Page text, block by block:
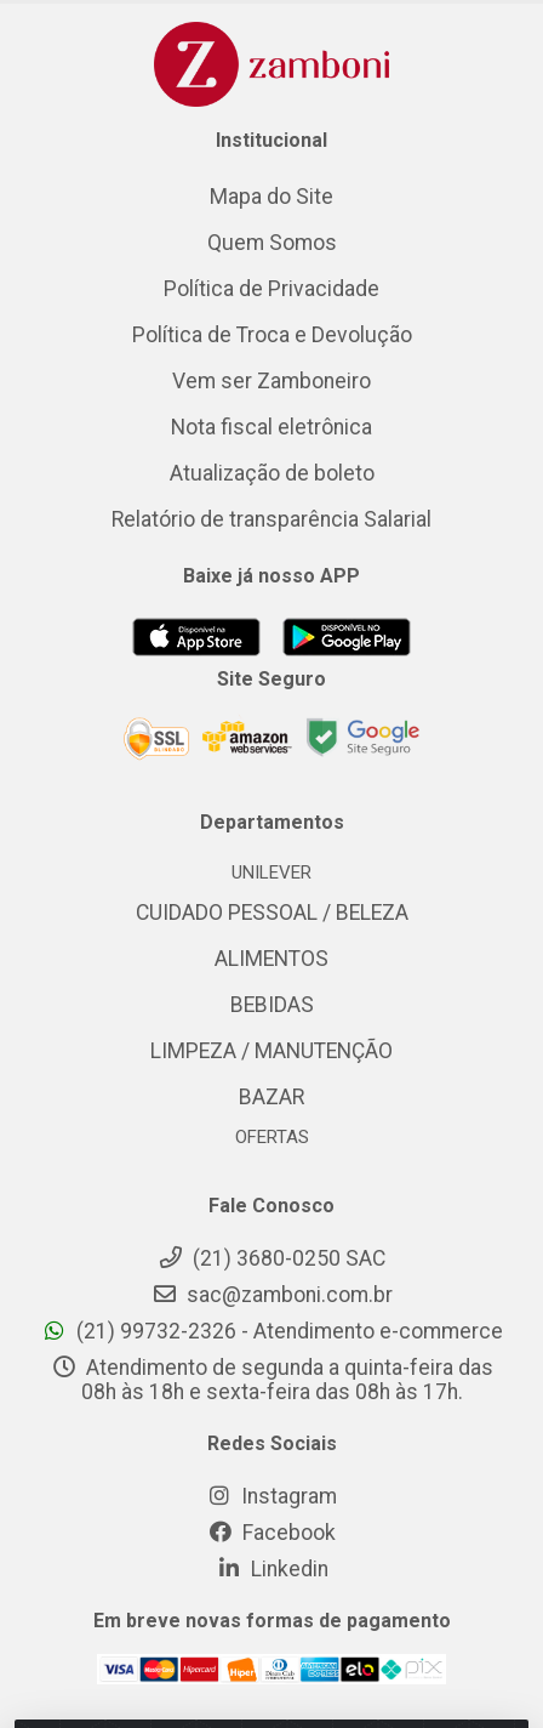
Institucional
Mapa do Site
Quem Somos
Política de Privacidade
Política de Troca e Devolução
Vem ser Zamboneiro
Nota fiscal eletrônica
Atualização de boleto
Relatório de transparência Salarial
Baixe já nosso APP
Site Seguro
Departamentos
UNILEVER
CUIDADO PESSOAL / BELEZA
ALIMENTOS
BEBIDAS
LIMPEZA / MANUTENÇÃO
BAZAR
OFERTAS
Fale Conosco
(21) 3680-0250 SAC
sac@zamboni.com.br
(21) 99732-2326 - Atendimento e-commerce
Atendimento de segunda a quinta-feira das
08h às 18h e sexta-feira das 08h às 17h.
Redes Sociais
Instagram
Facebook
Linkedin
Em breve novas formas de pagamento